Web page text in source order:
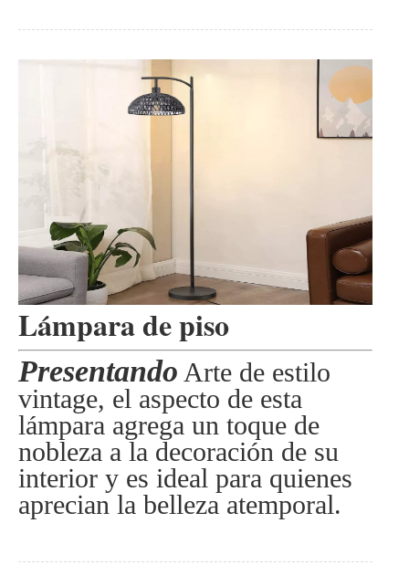
Lámpara de piso
Presentando Arte de estilo
vintage, el aspecto de esta
lámpara agrega un toque de
nobleza a la decoración de su
interior y es ideal para quienes
aprecian la belleza atemporal.